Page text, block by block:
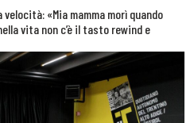
«Mia mamma morì quando
vita non c’è il tasto rewind e